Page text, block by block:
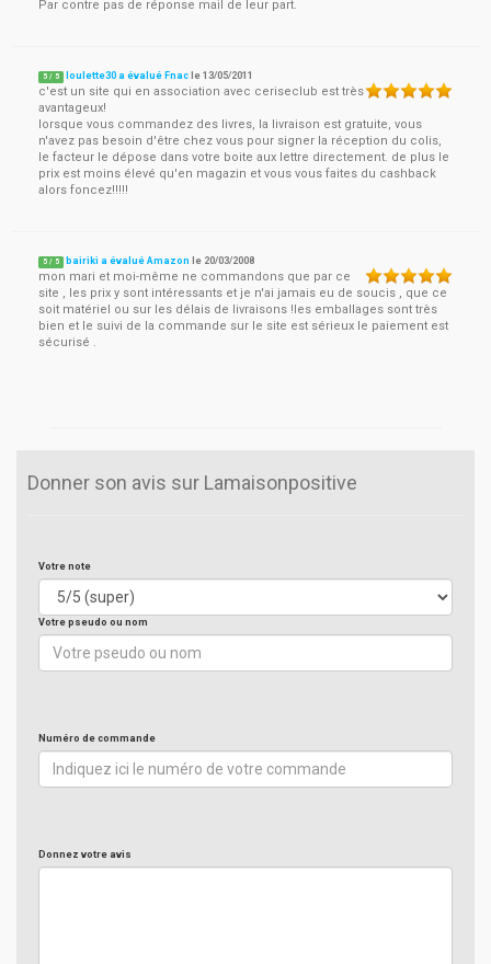
Par contre pas de réponse mail de leur part.
5 / 5 loulette30 a évalué Fnac le13/05/2011
c'est un site qui en association avec ceriseclub est très
avantageux!
lorsque vous commandez des livres, la livraison est gratuite, vous
n'avez pas besoin d'être chez vous pour signer la réception du colis,
le facteur le dépose dans votre boite aux lettre directement. de plus le
prix est moins élevé qu'en magazin et vous vous faites du cashback
alors foncez!!!!!
5 / 5 bairiki a évalué Amazon le 20/03/2008
mon mari et moi-même ne commandons que par ce
site , les prix y sont intéressants et je n'ai jamais eu de soucis , que ce
soit matériel ou sur les délais de livraisons !les emballages sont très
bien et le suivi de la commande sur le site est sérieux le paiement est
sécurisé .
Donner son avis sur Lamaisonpositive
Votre note
Votre pseudo ou nom
Numéro de commande
Donnez votre avis